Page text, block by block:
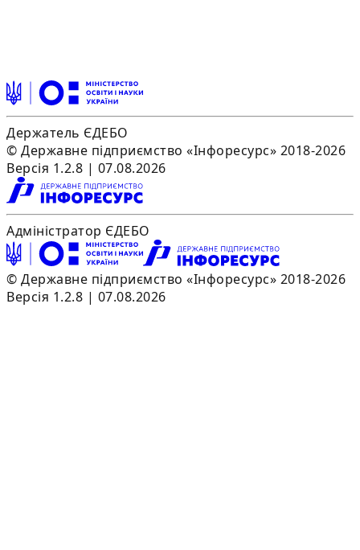
Держатель ЄДЕБО
© Державне підприємство «Інфоресурс» 2018-2026
Версія 1.2.8 | 07.08.2026
Адміністратор ЄДЕБО
© Державне підприємство «Інфоресурс» 2018-2026
Версія 1.2.8 | 07.08.2026